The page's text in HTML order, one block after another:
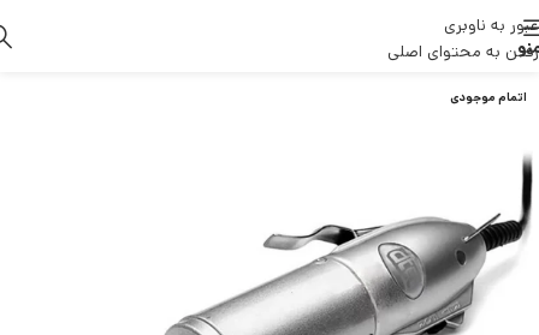
عبور به ناوبری
رفتن به محتوای اصلی
اتمام موجودی